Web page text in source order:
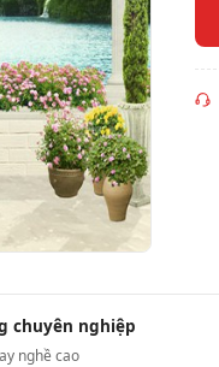
chuyên nghiệp
nghề cao